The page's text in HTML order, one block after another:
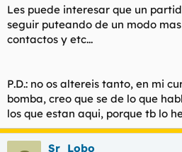
Les puede interesar que un
seguir puteando de un modo
contactos y etc...
P.D.: no os altereis tanto, en mi
bomba, creo que se de lo que
los que estan aqui, porque tb lo
Sr_Lobo